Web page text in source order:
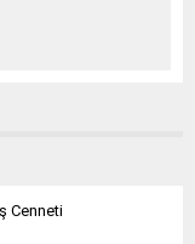
Cenneti